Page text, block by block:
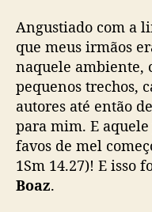
Angustiado com a
que meus irmãos
naquele ambiente,
pequenos trechos,
autores até então
para mim. E
favos de mel
1Sm 14.27)! E isso
Boaz.